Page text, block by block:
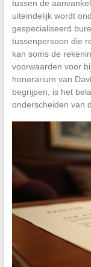
tussen de
uiteindelijk wordt
gespecialiseerd
tussenpersoon die
kan soms de
voorwaarden voor
honorarium van
begrijpen, is het
onderscheiden van